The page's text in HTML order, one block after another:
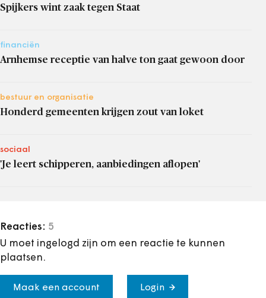
Spijkers wint zaak tegen Staat
financiën
Arnhemse receptie van halve ton gaat gewoon door
bestuur en organisatie
Honderd gemeenten krijgen zout van loket
sociaal
'Je leert schipperen, aanbiedingen aflopen'
Reacties: 5
U moet ingelogd zijn om een reactie te kunnen
plaatsen.
Maak een account Login